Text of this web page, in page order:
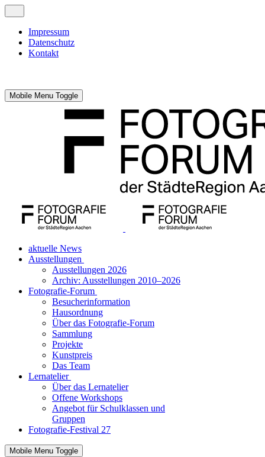
Impressum
Datenschutz
Kontakt
Mobile Menu Toggle
aktuelle News
Ausstellungen
Ausstellungen 2026
Archiv: Ausstellungen 2010–2026
Fotografie-Forum
Besucherinformation
Hausordnung
Über das Fotografie-Forum
Sammlung
Projekte
Kunstpreis
Das Team
Lernatelier
Über das Lernatelier
Offene Workshops
Angebot für Schulklassen und
Gruppen
Fotografie-Festival 27
Mobile Menu Toggle